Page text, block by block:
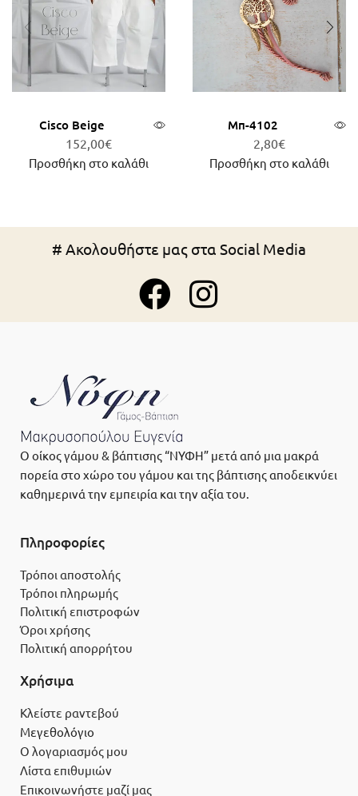
Cisco Beige
152,00€
Προσθήκη στο καλάθι
Μπ-4102
2,80€
Προσθήκη στο καλάθι
# Ακολουθήστε μας στα Social Media
Ο οίκος γάμου & βάπτισης “ΝΥΦΗ” μετά από μια μακρά
πορεία στο χώρο του γάμου και της βάπτισης αποδεικνύει
καθημερινά την εμπειρία και την αξία του.
Πληροφορίες
Τρόποι αποστολής
Τρόποι πληρωμής
Πολιτική επιστροφών
Όροι χρήσης
Πολιτική απορρήτου
Χρήσιμα
Κλείστε ραντεβού
Μεγεθολόγιο
Ο λογαριασμός μου
Λίστα επιθυμιών
Επικοινωνήστε μαζί μας